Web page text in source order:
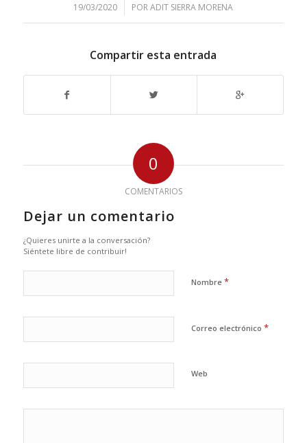
19/03/2020
/ PORADIT SIERRA MORENA
Compartir esta entrada
0
COMENTARIOS
Dejar un comentario
¿Quieres unirte a la conversación?
Siéntete libre de contribuir!
Nombre *
Correo electrónico *
Web